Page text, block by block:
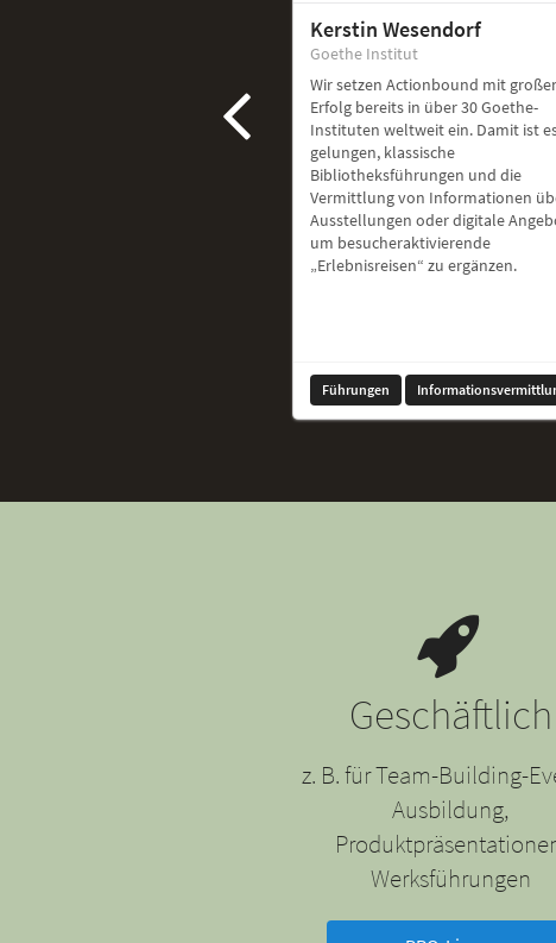
Kerstin Wesendorf
Goethe Institut
Wir setzen Actionbound mit
Erfolg bereits in über 30 Goethe-
Instituten weltweit ein. Damit ist
gelungen, klassische
Bibliotheksführungen und die
Vermittlung von Informationen
Ausstellungen oder digitale
um besucheraktivierende
„Erlebnisreisen“ zu ergänzen.
Führungen
Geschäftlich
z. B. für Team-Building-
Ausbildung,
Werksführungen